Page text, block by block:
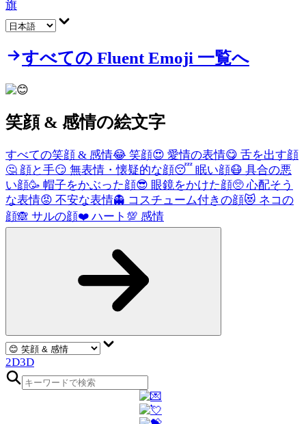
旗
すべての Fluent Emoji 一覧へ
笑顔 & 感情の絵文字
すべての笑顔 & 感情😂 笑顔😍 愛情の表情😋 舌を出す顔
🤔 顔と手😏 無表情・懐疑的な顔😴 眠い顔😷 具合の悪
い顔🥳 帽子をかぶった顔😎 眼鏡をかけた顔🥺 心配そう
な表情😡 不安な表情👻 コスチューム付きの顔😻 ネコの
顔🙈 サルの顔❤️ ハート 💯 感情
2D3D